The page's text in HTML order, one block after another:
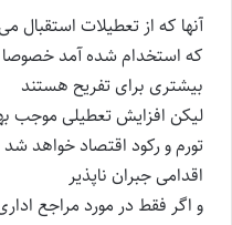
ت
:
آنها که از تعطیلات استقبال
که استخدام شده آمد
بیشتری برای تفریح هستند
لیکن افزایش تعطیلی موجب
تورم و رکود اقتصاد خواهد شد
اقدامی جبران ناپذیر
و اگر فقط در مورد مراجع